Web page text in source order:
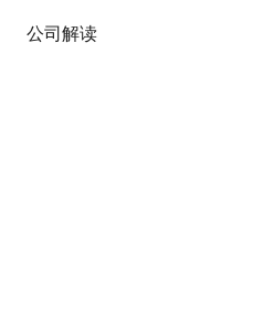
公司解读